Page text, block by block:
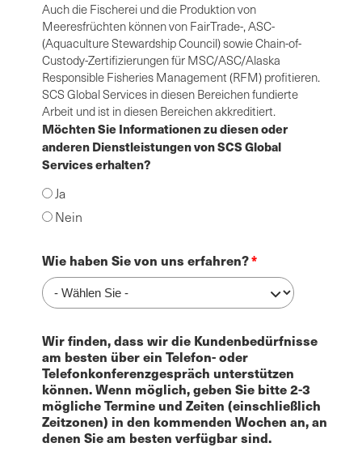
Auch die Fischerei und die Produktion von
Meeresfrüchten können von FairTrade-, ASC-
(Aquaculture Stewardship Council) sowie Chain-of-
Custody-Zertifizierungen für MSC/ASC/Alaska
Responsible Fisheries Management (RFM) profitieren.
SCS Global Services in diesen Bereichen fundierte
Arbeit und ist in diesen Bereichen akkreditiert.
Möchten Sie Informationen zu diesen oder
anderen Dienstleistungen von SCS Global
Services erhalten?
Ja
Nein
Wie haben Sie von uns erfahren?
Wir finden, dass wir die Kundenbedürfnisse
am besten über ein Telefon- oder
Telefonkonferenzgespräch unterstützen
können. Wenn möglich, geben Sie bitte 2-3
mögliche Termine und Zeiten (einschließlich
Zeitzonen) in den kommenden Wochen an, an
denen Sie am besten verfügbar sind.